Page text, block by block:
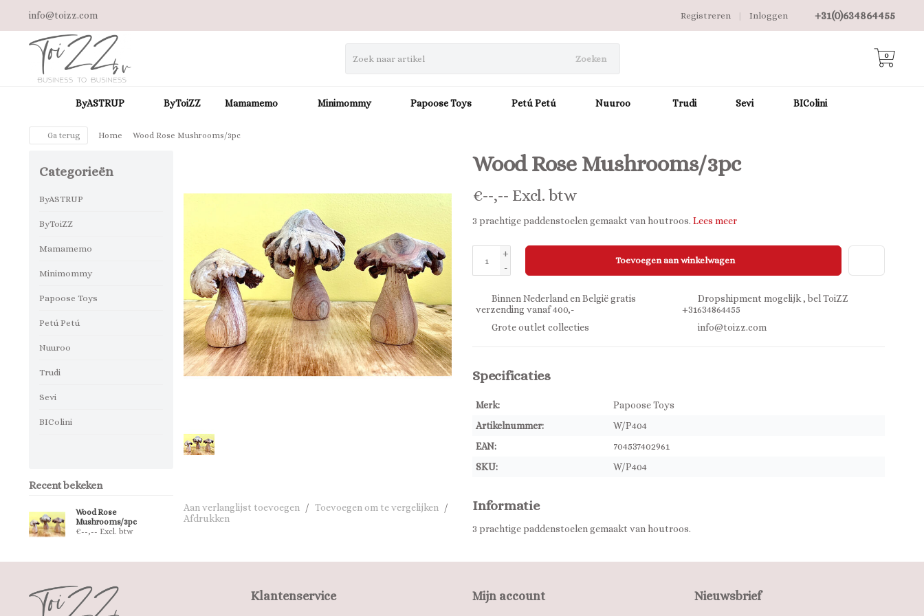
info@toizz.com +31(0)634864455
Inloggen
|
Registreren
Zoeken 0
ByASTRUP ByToiZZ Mamamemo Minimommy Papoose Toys Petú Petú Nuuroo Trudi Sevi BIColini
Ga terug Home Wood Rose Mushrooms/3pc
Categorieën
ByASTRUP
ByToiZZ
Mamamemo
Minimommy
Papoose Toys
Petú Petú
Nuuroo
Trudi
Sevi
BIColini
Recent bekeken
Wood Rose
Mushrooms/3pc
€--,-- Excl. btw
Aan verlanglijst toevoegen / Toevoegen om te vergelijken
/
Afdrukken
Wood Rose Mushrooms/3pc
€--,-- Excl. btw
3 prachtige paddenstoelen gemaakt van houtroos. Lees meer
+
-
Toevoegen aan winkelwagen
Binnen Nederland en België gratis
verzending vanaf 400,-
Dropshipment mogelijk , bel ToiZZ
+31634864455
Grote outlet collecties
info@toizz.com
Specificaties
Merk:
Papoose Toys
Artikelnummer:
W/P404
EAN:
704537402961
SKU:
W/P404
Informatie
3 prachtige paddenstoelen gemaakt van houtroos.
Klantenservice Mijn account Nieuwsbrief